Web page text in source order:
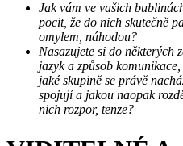
Jak vám ve vašich
pocit, že do nich skutečně
omylem, náhodou?
Nasazujete si do některých
jazyk a způsob
jaké skupině se právě
spojují a jakou naopak
nich rozpor, tenze?